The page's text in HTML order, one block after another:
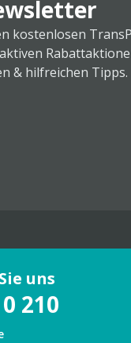
kostenlosen
& hilfreichen Tipps.
uns
210